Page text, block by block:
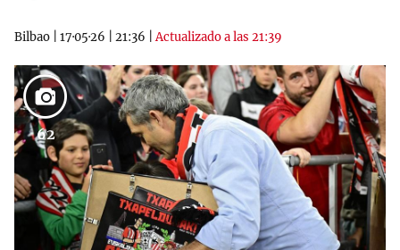
Bilbao 17·05·26 21:36 |Actualizado a las 21:39
62